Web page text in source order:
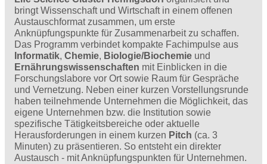
bringt Wissenschaft und Wirtschaft in einem offenen
Austauschformat zusammen, um erste
Anknüpfungspunkte für Zusammenarbeit zu schaffen.
Das Programm verbindet kompakte Fachimpulse aus
Informatik, Chemie, Biologie/Biochemie und
Ernährungswissenschaften mit Einblicken in die
Forschungslabore vor Ort sowie Raum für Gespräche
und Vernetzung. Neben einer kurzen Vorstellungsrunde
haben teilnehmende Unternehmen die Möglichkeit, das
eigene Unternehmen bzw. die Institution sowie
spezifische Tätigkeitsbereiche oder aktuelle
Herausforderungen in einem kurzen Pitch (ca. 3
Minuten) zu präsentieren. So entsteht ein direkter
Austausch - mit Anknüpfungspunkten für Unternehmen.